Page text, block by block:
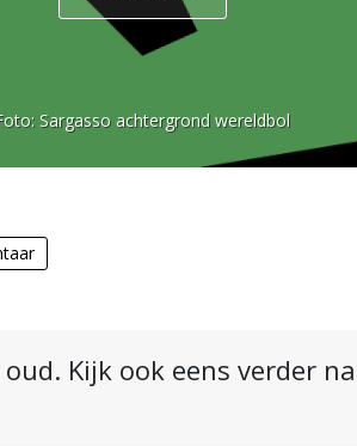
Sargasso achtergrond wereldbol
Kijk ook eens verder